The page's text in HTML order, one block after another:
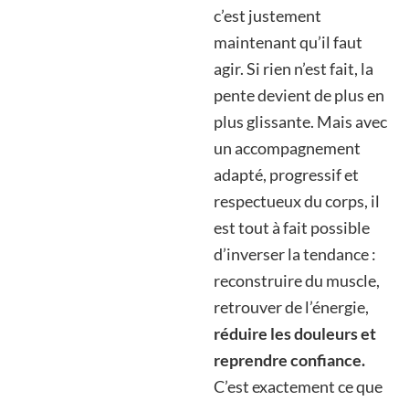
c’est justement
maintenant qu’il faut
agir. Si rien n’est fait, la
pente devient de plus en
plus glissante. Mais avec
un accompagnement
adapté, progressif et
respectueux du corps, il
est tout à fait possible
d’inverser la tendance :
reconstruire du muscle,
retrouver de l’énergie,
réduire les douleurs et
reprendre confiance.
C’est exactement ce que